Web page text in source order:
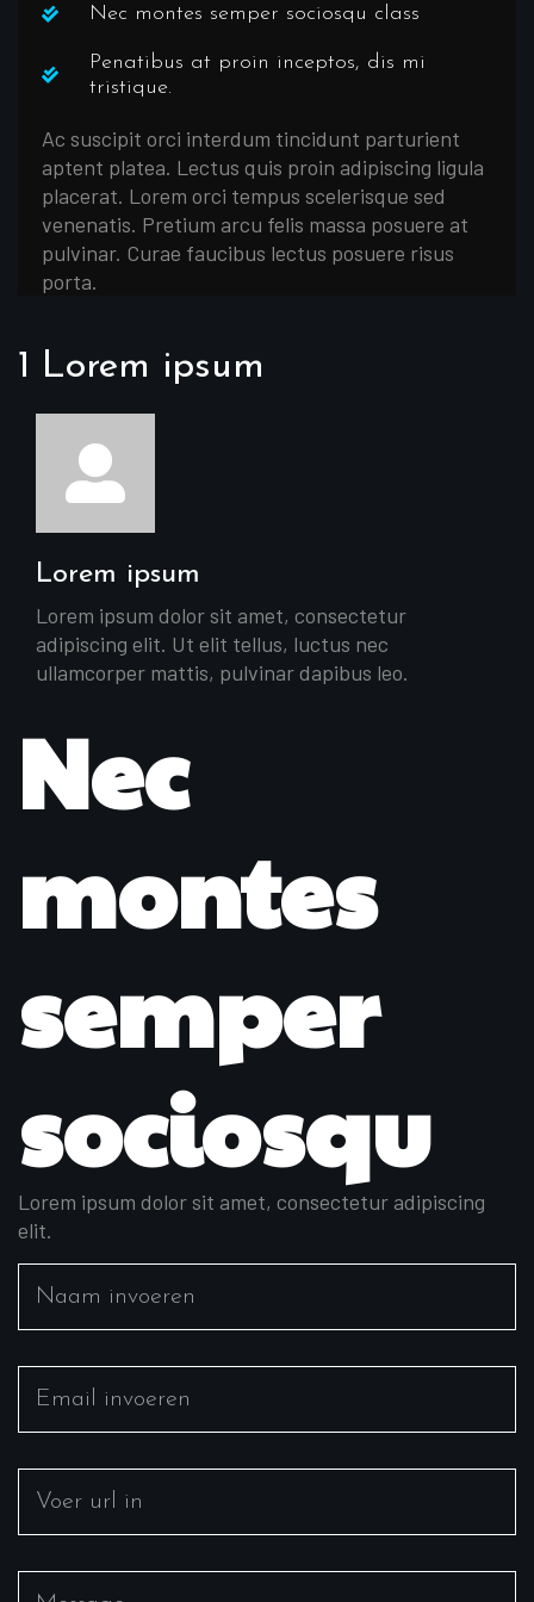
Nec montes semper sociosqu class
Penatibus at proin inceptos, dis mi
tristique.
Ac suscipit orci interdum tincidunt parturient
aptent platea. Lectus quis proin adipiscing ligula
placerat. Lorem orci tempus scelerisque sed
venenatis. Pretium arcu felis massa posuere at
pulvinar. Curae faucibus lectus posuere risus
porta.
1 Lorem ipsum
Lorem ipsum
Lorem ipsum dolor sit amet, consectetur
adipiscing elit. Ut elit tellus, luctus nec
ullamcorper mattis, pulvinar dapibus leo.
Nec
montes
semper
sociosqu
Lorem ipsum dolor sit amet, consectetur adipiscing
elit.